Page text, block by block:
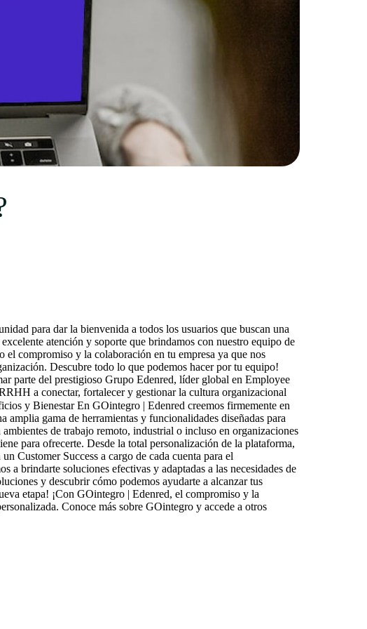
para dar la bienvenida a todos los usuarios que buscan una
atención y soporte que brindamos con nuestro equipo de
compromiso y la colaboración en tu empresa ya que nos
Descubre todo lo que podemos hacer por tu equipo!
parte del prestigioso Grupo Edenred, líder global en Employee
a conectar, fortalecer y gestionar la cultura organizacional
y Bienestar En GOintegro | Edenred creemos firmemente en
amplia gama de herramientas y funcionalidades diseñadas para
de trabajo remoto, industrial o incluso en organizaciones
para ofrecerte. Desde la total personalización de la plataforma,
Customer Success a cargo de cada cuenta para el
brindarte soluciones efectivas y adaptadas a las necesidades de
y descubrir cómo podemos ayudarte a alcanzar tus
etapa! ¡Con GOintegro | Edenred, el compromiso y la
Conoce más sobre GOintegro y accede a otros